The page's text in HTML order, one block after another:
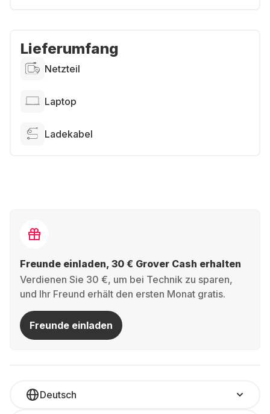
Lieferumfang
Netzteil
Laptop
Ladekabel
Freunde einladen, 30 € Grover Cash erhalten
Verdienen Sie 30 €, um bei Technik zu sparen,
und Ihr Freund erhält den ersten Monat gratis.
Freunde einladen
Deutsch